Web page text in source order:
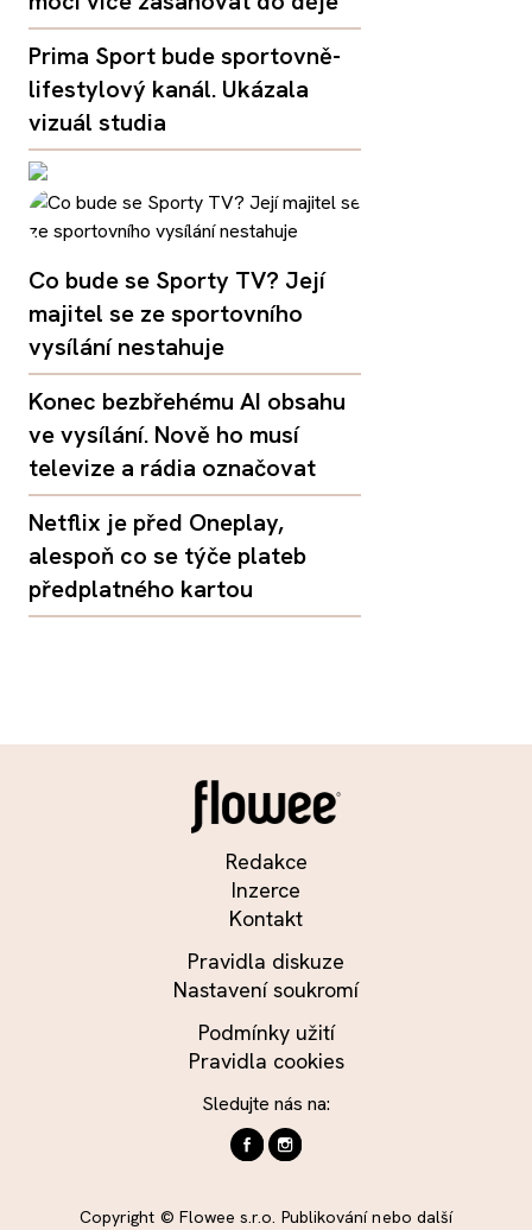
Prima Sport bude sportovně-
lifestylový kanál. Ukázala
vizuál studia
Co bude se Sporty TV? Její
majitel se ze sportovního
vysílání nestahuje
Konec bezbřehému AI obsahu
ve vysílání. Nově ho musí
televize a rádia označovat
Netflix je před Oneplay,
alespoň co se týče plateb
předplatného kartou
Redakce
Inzerce
Kontakt
Pravidla diskuze
Nastavení soukromí
Podmínky užití
Pravidla cookies
Sledujte nás na:
Copyright © Flowee s.r.o. Publikování nebo další